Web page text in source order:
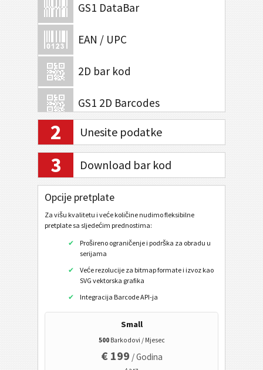
GS1 DataBar
EAN / UPC
2D bar kod
GS1 2D Barcodes
Internet bankarstvo / SEPA
Mobilni oznak
QR kod
Data Matrix
Aztec
URL
Nazvati telefonski broj
Poslati SMS poruku
Twitter Tweet
Facebook profil
Facebook Sviđa mi se / Like
2 Unesite podatke
3 Download bar kod
Opcije pretplate
Za višu kvalitetu i veće količine nudimo fleksibilne
pretplate sa sljedećim prednostima:
Prošireno ograničenje i podrška za obradu u
serijama
Veće rezolucije za bitmap formate i izvoz kao
SVG vektorska grafika
Integracija Barcode API-ja
Small
500Barkodovi / Mjesec
€ 199 / Godina